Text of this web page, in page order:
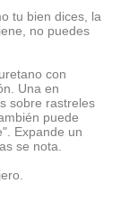
tu bien dices, la
no puedes
con
Una en
sobre rastreles
puede
Expande un
se nota.